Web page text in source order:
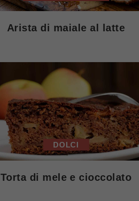
Arista di maiale al latte
DOLCI
Torta di mele e cioccolato